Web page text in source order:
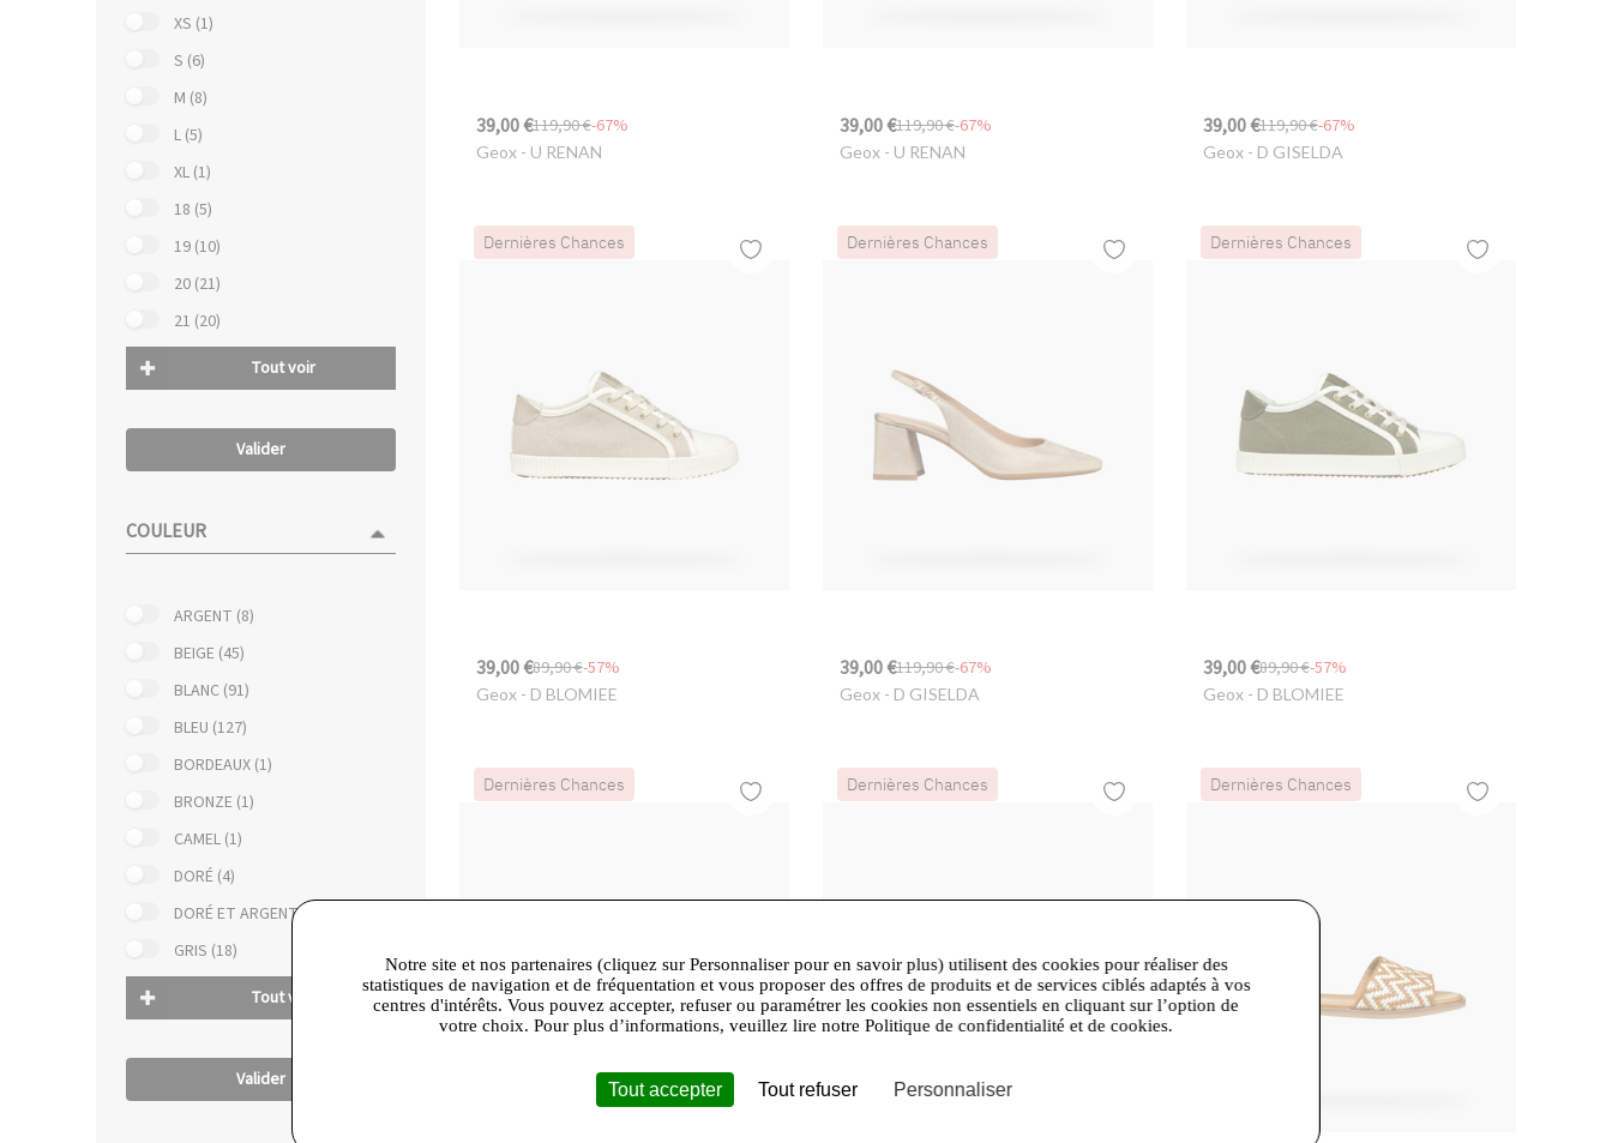
XS (1)
S (6)
M (8)
L (5)
XL (1)
18 (5)
19 (10)
20 (21)
21 (20)
Tout voir
Valider
COULEUR
ARGENT (8)
BEIGE (45)
BLANC (91)
BLEU (127)
BORDEAUX (1)
BRONZE (1)
CAMEL (1)
DORÉ (4)
DORÉ ET ARGENT (2)
GRIS (18)
Tout voir
Valider
39,00 €119,90 €-67%
Geox - U RENAN
39,00 €119,90 €-67%
Geox- U RENAN
39,00 €119,90 €-67%
Geox- D GISELDA
Dernières Chances
39,00 €89,90 €-57%
Geox - D BLOMIEE
Dernières Chances
39,00 €119,90 €-67%
Geox- D GISELDA
Dernières Chances
39,00 €89,90 €-57%
Geox- D BLOMIEE
Dernières Chances Dernières Chances Dernières Chances
Notre site et nos partenaires (cliquez sur Personnaliser pour en savoir plus) utilisent des cookies pour réaliser des
statistiques de navigation et de fréquentation et vous proposer des offres de produits et de services ciblés adaptés à vos
centres d'intérêts. Vous pouvez accepter, refuser ou paramétrer les cookies non essentiels en cliquant sur l’option de
votre choix. Pour plus d’informations, veuillez lire notre Politique de confidentialité et de cookies.
Tout accepter Tout refuser Personnaliser